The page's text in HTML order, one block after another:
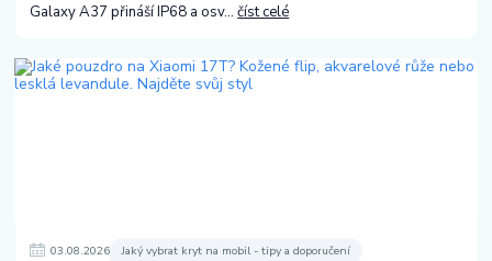
Galaxy A37 přináší IP68 a osv...číst celé
03.08.2026 Jaký vybrat kryt na mobil - tipy a doporučení